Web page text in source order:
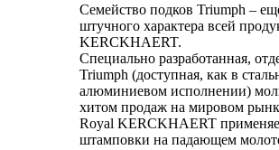
Семейство подков Triumph –
штучного характера всей
KERCKHAERT.
Специально разработанная,
Triumph (доступная, как в
алюминиевом исполнении)
хитом продаж на мировом
Royal KERCKHAERT
штамповки на падающем